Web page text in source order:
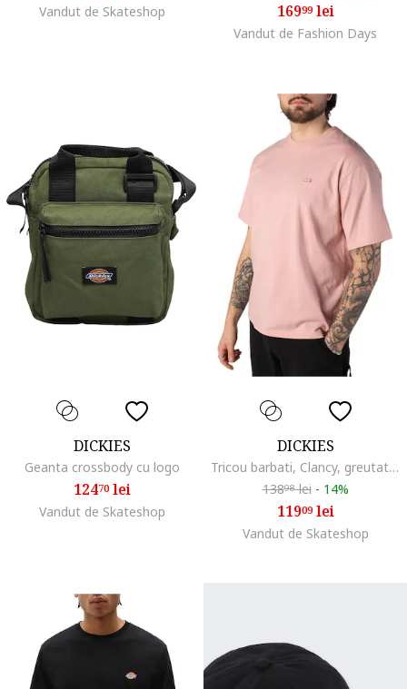
Vandut de Skateshop 16999lei
Vandut de Fashion Days
DICKIES
Geanta crossbody cu logo
12470lei
Vandut de Skateshop
DICKIES
Tricou barbati, Clancy, greutate mare, roz, bumbac
13898lei - 14%
11909lei
Vandut de Skateshop